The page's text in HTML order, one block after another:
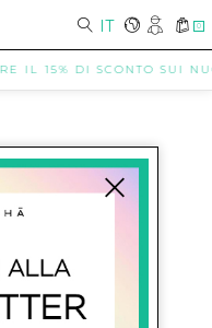
IT 0
IL 15% DI SCONTO SUI
I 301 Napoli